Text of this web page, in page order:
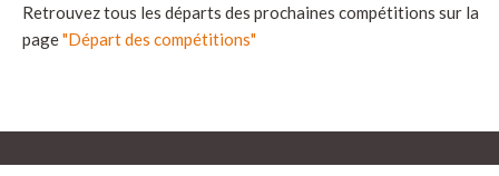
Retrouvez tous les départs des prochaines compétitions sur la
page"Départ des compétitions"